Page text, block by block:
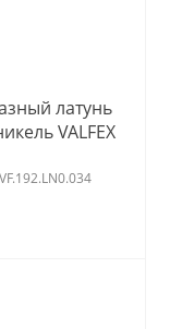
латунь
VALFEX
VF.192.LN0.034